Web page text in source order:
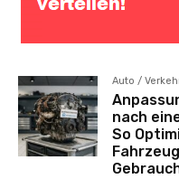
Auto /
nach
So